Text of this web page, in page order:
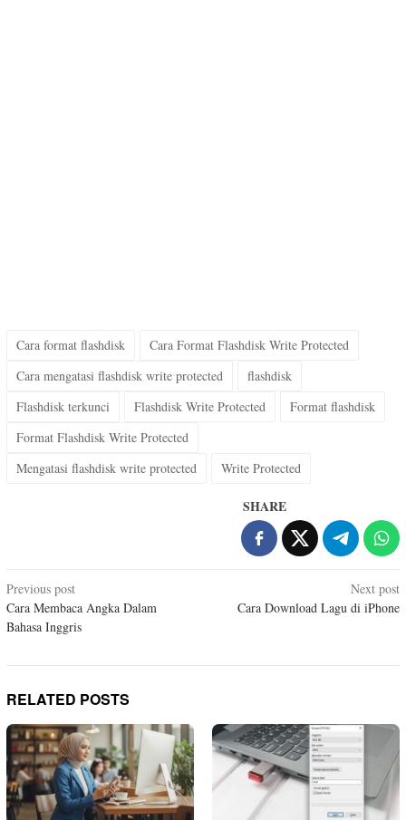
Cara format flashdisk
Cara Format Flashdisk Write Protected
Cara mengatasi flashdisk write protected
flashdisk
Flashdisk terkunci
Flashdisk Write Protected
Format flashdisk
Format Flashdisk Write Protected
Mengatasi flashdisk write protected
Write Protected
SHARE
Post
navigation
Previous post
Cara Membaca Angka Dalam
Bahasa Inggris
Next post
Cara Download Lagu di iPhone
RELATED POSTS